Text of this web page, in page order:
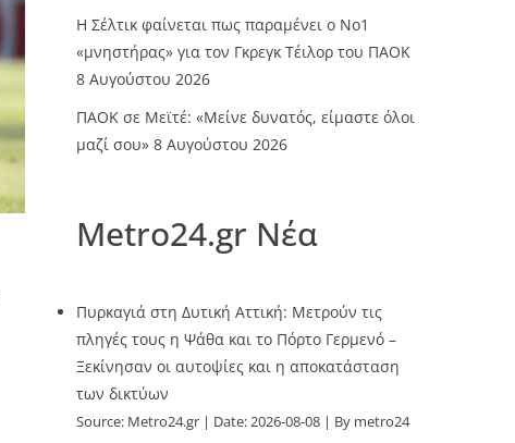
Η Σέλτικ φαίνεται πως παραμένει ο Νο1
«μνηστήρας» για τον Γκρεγκ Τέιλορ του ΠΑΟΚ
8 Αυγούστου 2026
ΠΑΟΚ σε Μεϊτέ: «Μείνε δυνατός, είμαστε όλοι
μαζί σου» 8 Αυγούστου 2026
Metro24.gr Νέα
Πυρκαγιά στη Δυτική Αττική: Μετρούν τις
πληγές τους η Ψάθα και το Πόρτο Γερμενό –
Ξεκίνησαν οι αυτοψίες και η αποκατάσταση
των δικτύων
Source: Metro24.gr Date: 2026-08-08 By metro24